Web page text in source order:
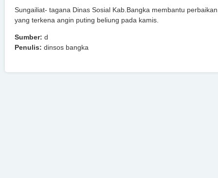
Sungailiat- tagana Dinas Sosial Kab.Bangka membantu
yang terkena angin puting beliung pada kamis.
Sumber: d
Penulis: dinsos bangka